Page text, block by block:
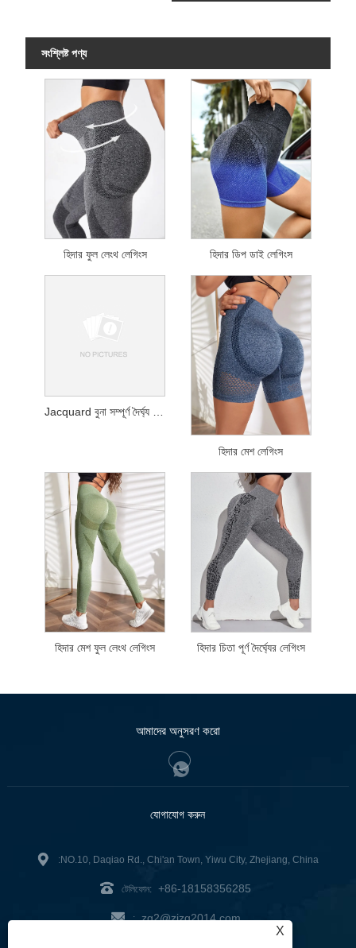
সংশ্লিষ্ট পণ্য
হিদার ফুল লেংথ লেগিংস হিদার ডিপ ডাই লেগিংস
হিদার মেশ লেগিংস
হিদার মেশ ফুল লেংথ লেগিংস হিদার চিতা পূর্ণ দৈর্ঘ্যের লেগিংস
আমাদের অনুসরণ করো
যোগাযোগ করুন
:NO.10, Daqiao Rd., Chi'an Town, Yiwu City, Zhejiang, China
টেলিফোন: +86-18158356285
: zg2@zjzg2014.com
X